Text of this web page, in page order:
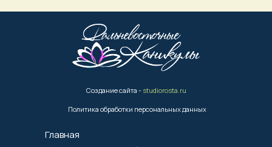
Политика обработки персональных данных
Создание сайта - studiorosta.ru
Главная